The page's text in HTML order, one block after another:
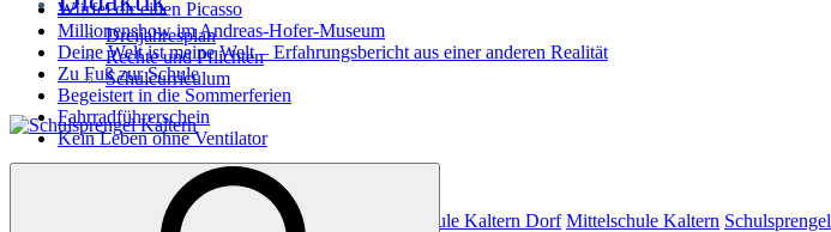
Dreijahresplan
Rechte und Pflichten
Schulcurriculum
Würfel dir einen Picasso
Millionenshow im Andreas-Hofer-Museum
Deine Welt ist meine Welt – Erfahrungsbericht aus einer anderen Realität
Zu Fuß zur Schule
Begeistert in die Sommerferien
Fahrradführerschein
Kein Leben ohne Ventilator
Das könnte Sie interessieren
Grundschule Planitzing Grundschule St. Josef Grundschule Kaltern Dorf Mittelschule Kaltern Schulsprengel